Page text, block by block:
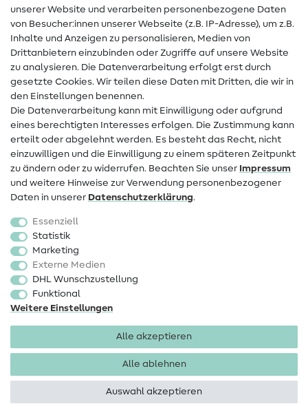
Hilfe & Kontakt
Kontakt
Infos zum Betreiberwechsel
Widerrufsrecht
Beliebt
Stoffe
Sale
Schnittmuster
unserer Website und verarbeiten personenbezogene Daten
von Besucher:innen unserer Webseite (z.B. IP-Adresse), um z.B.
Inhalte und Anzeigen zu personalisieren, Medien von
Drittanbietern einzubinden oder Zugriffe auf unsere Website
zu analysieren. Die Datenverarbeitung erfolgt erst durch
gesetzte Cookies. Wir teilen diese Daten mit Dritten, die wir in
den Einstellungen benennen.
Die Datenverarbeitung kann mit Einwilligung oder aufgrund
eines berechtigten Interesses erfolgen. Die Zustimmung kann
erteilt oder abgelehnt werden. Es besteht das Recht, nicht
einzuwilligen und die Einwilligung zu einem späteren Zeitpunkt
zu ändern oder zu widerrufen. Beachten Sie unser Impressum
und weitere Hinweise zur Verwendung personenbezogener
Daten in unserer Daten­schutz­erklärung.
Essenziell
Statistik
Marketing
Externe Medien
DHL Wunschzustellung
Funktional
Weitere Einstellungen
Alle akzeptieren
Alle ablehnen
Auswahl akzeptieren
Impressum Datenschutz
AGB
Copyright 2026 SewIY GmbH